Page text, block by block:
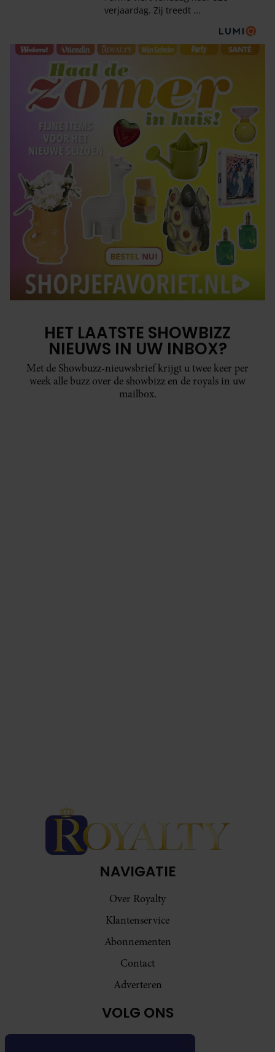
HET LAATSTE SHOWBIZZ
NIEUWS IN UW INBOX?
Met de Showbuzz-nieuwsbrief krijgt u twee keer per
week alle buzz over de showbizz en de royals in uw
mailbox.
NAVIGATIE
Over Royalty
Klantenservice
Abonnementen
Contact
Adverteren
VOLG ONS